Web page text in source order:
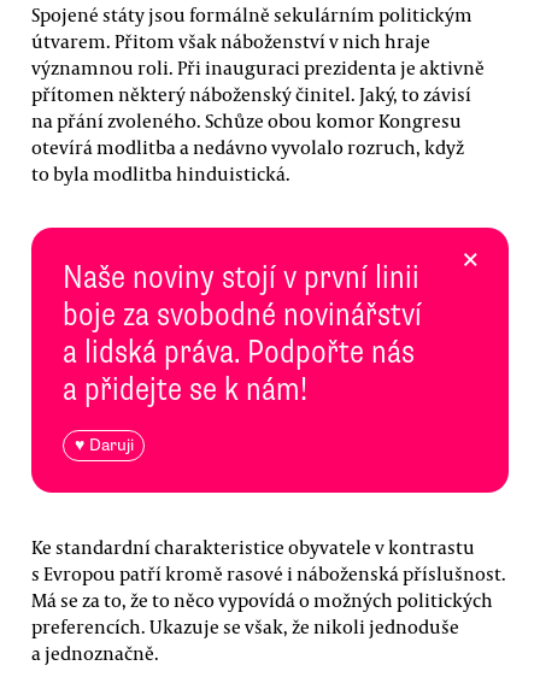
Spojené státy jsou formálně sekulárním politickým
útvarem. Přitom však náboženství v nich hraje
významnou roli. Při inauguraci prezidenta je aktivně
přítomen některý náboženský činitel. Jaký, to závisí
na přání zvoleného. Schůze obou komor Kongresu
otevírá modlitba a nedávno vyvolalo rozruch, když
to byla modlitba hinduistická.
Naše noviny stojí v první linii
boje za svobodné novinářství
a lidská práva. Podpořte nás
a přidejte se k nám!
♥ Daruji
×
Ke standardní charakteristice obyvatele v kontrastu
s Evropou patří kromě rasové i náboženská příslušnost.
Má se za to, že to něco vypovídá o možných politických
preferencích. Ukazuje se však, že nikoli jednoduše
a jednoznačně.